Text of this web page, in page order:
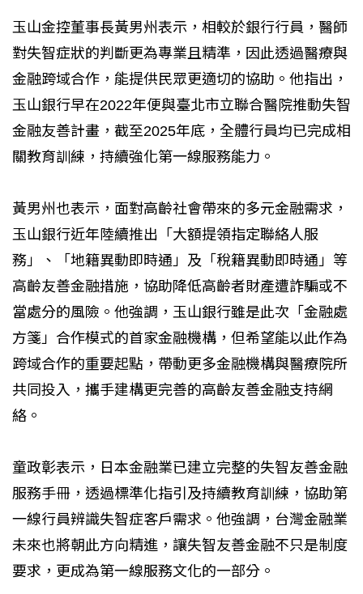
玉山金控董事長黃男州表示，相較於銀行行員，醫師
對失智症狀的判斷更為專業且精準，因此透過醫療與
金融跨域合作，能提供民眾更適切的協助。他指出，
玉山銀行早在2022年便與臺北市立聯合醫院推動失智
金融友善計畫，截至2025年底，全體行員均已完成相
關教育訓練，持續強化第一線服務能力。
黃男州也表示，面對高齡社會帶來的多元金融需求，
玉山銀行近年陸續推出「大額提領指定聯絡人服
務」、「地籍異動即時通」及「稅籍異動即時通」等
高齡友善金融措施，協助降低高齡者財產遭詐騙或不
當處分的風險。他強調，玉山銀行雖是此次「金融處
方箋」合作模式的首家金融機構，但希望能以此作為
跨域合作的重要起點，帶動更多金融機構與醫療院所
共同投入，攜手建構更完善的高齡友善金融支持網
絡。
童政彰表示，日本金融業已建立完整的失智友善金融
服務手冊，透過標準化指引及持續教育訓練，協助第
一線行員辨識失智症客戶需求。他強調，台灣金融業
未來也將朝此方向精進，讓失智友善金融不只是制度
要求，更成為第一線服務文化的一部分。